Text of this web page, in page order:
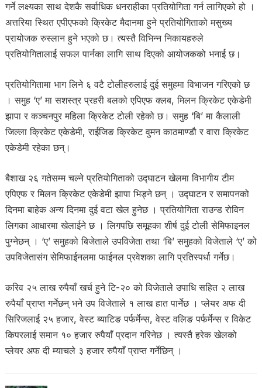
गर्ने लक्ष्यका साथ देशकै सर्वाधिक धनराहीका प्रतियोगिता गर्न लागिएको हो ।
अत्तरिया स्थित एपीएफको क्रिकेट मैदानमा हुने प्रतियोगिताको मसुख्य
प्रायोजक रुस्लान हुने भएको छ। त्यस्तै विभिन्न निकायहरुले
प्रतियोगितालाई सफल पार्नका लागि साथ दिएको आयोजकको भनाई छ।
प्रतियोगितामा भाग लिने ६ वटै टोलीहरुलाई दुई समुहमा विभाजन गरिएको छ
। समुह ‘ए’ मा सशस्त्र प्रहरी बलको एपिएफ क्लब, मिलन क्रिकेट एकेडेमी
झापा र कञ्चनपुर महिला क्रिकेट टोली रहेको छ। समुह ‘बि’ मा कैलाली
जिल्ला क्रिकेट एकेडेमी, राईजिङ क्रिकेट वुमन काठमाण्डौ र वारा क्रिकेट
एकेडेमी रहेका छन्।
बैशाख २६ गतेसम्म चल्ने प्रतियोगिताको उद्घाटन खेलमा विभागीय टीम
एपिएफ र मिलन क्रिकेट एकेडेमी झापा भिड्ने छन् । उद्घाटन र समापनको
दिनमा बाहेक अन्य दिनमा दुई वटा खेल हुनेछ । प्रतियोगिता राउन्ड रोविन
लिगका आधारमा खेलाईने छ । लिगपछि समूहका शीर्ष दुई टोली सेमिफाइनल
पुग्नेछन् । ‘ए’ समुहको बिजेताले उपविजेता तथा ‘बि’ समुहको विजेताले ‘ए’ को
उपविजेतासंग सेमिफाईनलमा फाईनल प्रवेशका लागि प्रतिस्पर्धा गर्नेछ।
करिव २५ लाख रुपैयाँ खर्च हुने टि-२० को विजेताले उपाधि सहित २ लाख
रुपैयाँ प्राप्त गर्नेछन् भने उप विजेताले १ लाख हात पार्नेछ । प्लेयर अफ दी
सिरिजलाई २५ हजार, वेस्ट ब्याटिङ पर्फर्मेन्स, वेस्ट वलिङ पर्फर्मेन्स र विकेट
किपरलाई समान १० हजार रुपैयाँ प्रदान गरिनेछ । त्यस्तै हरेक खेलको
प्लेयर अफ दी म्याचले ३ हजार रुपैयाँ प्राप्त गर्नेछिन् ।